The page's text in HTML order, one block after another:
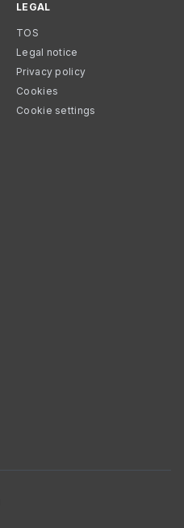
LEGAL
TOS
Legal notice
Privacy policy
Cookies
Cookie settings